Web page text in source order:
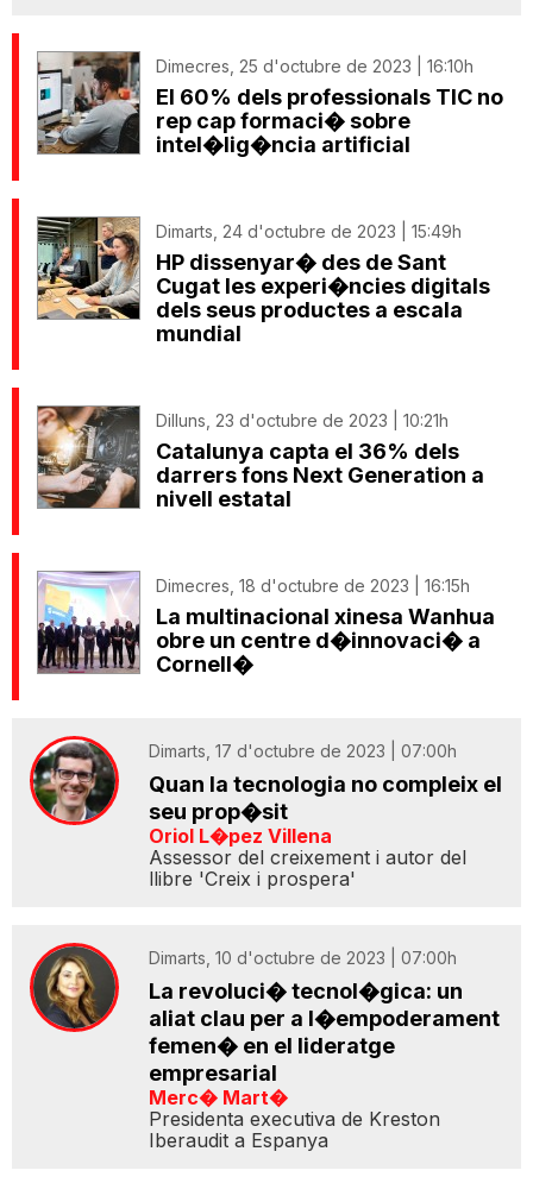
Dimecres, 25 d'octubre de 2023 | 16:10h
El 60% dels professionals TIC no
rep cap formaci� sobre
intel�lig�ncia artificial
Dimarts, 24 d'octubre de 2023 | 15:49h
HP dissenyar� des de Sant
Cugat les experi�ncies digitals
dels seus productes a escala
mundial
Dilluns, 23 d'octubre de 2023 | 10:21h
Catalunya capta el 36% dels
darrers fons Next Generation a
nivell estatal
Dimecres, 18 d'octubre de 2023 | 16:15h
La multinacional xinesa Wanhua
obre un centre d�innovaci� a
Cornell�
Dimarts, 17 d'octubre de 2023 | 07:00h
Quan la tecnologia no compleix el
seu prop�sit
Oriol L�pez Villena
Assessor del creixement i autor del
llibre 'Creix i prospera'
Dimarts, 10 d'octubre de 2023 | 07:00h
La revoluci� tecnol�gica: un
aliat clau per a l�empoderament
femen� en el lideratge
empresarial
Merc� Mart�
Presidenta executiva de Kreston
Iberaudit a Espanya